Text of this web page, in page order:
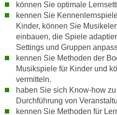
können Sie optimale
kennen Sie
Kinder, können Sie
einbauen, die Spiele
Settings und Gruppen
kennen Sie Methoden der
Musikspiele für Kinder und
vermitteln.
haben Sie sich Know-how
Durchführung von
kennen Sie Methoden für
l
n
U
n
n